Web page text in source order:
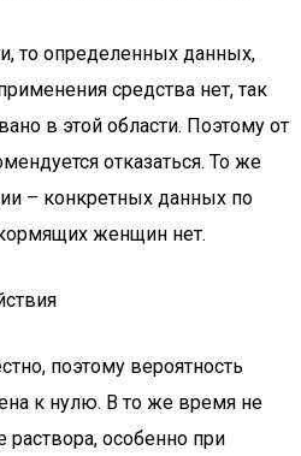
то определенных данных,
средства нет, так
в этой области. Поэтому от
отказаться. То же
– конкретных данных по
женщин нет.
поэтому вероятность
к нулю. В то же время не
особенно при